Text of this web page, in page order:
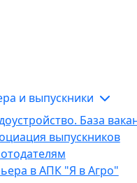
и выпускники
База
выпускников
в АПК "Я в Агро"